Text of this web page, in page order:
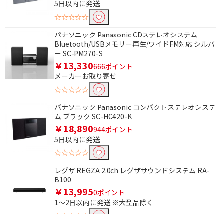
5日以内に発送
☆☆☆☆☆
パナソニック Panasonic CDステレオシステム
Bluetooth/USBメモリー再生/ワイドFM対応 シルバ
ー SC-PM270-S
￥13,330666ポイント
メーカーお取り寄せ
☆☆☆☆☆
パナソニック Panasonic コンパクトステレオシステ
ム ブラック SC-HC420-K
￥18,890944ポイント
5日以内に発送
☆☆☆☆☆
レグザ REGZA 2.0ch レグザサウンドシステム RA-
B100
￥13,9950ポイント
1～2日以内に発送 ※大型品除く